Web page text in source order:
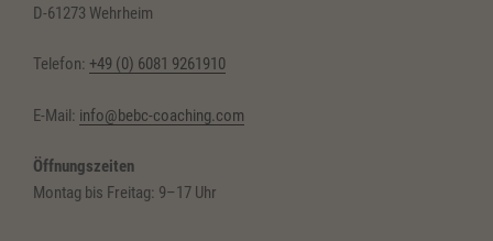
D-61273 Wehrheim
Telefon: +49 (0) 6081 9261910
E-Mail: info@bebc-coaching.com
Öffnungszeiten
Montag bis Freitag: 9–17 Uhr